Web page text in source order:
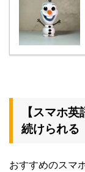
【スマホ
続けられる
おすすめのスマ